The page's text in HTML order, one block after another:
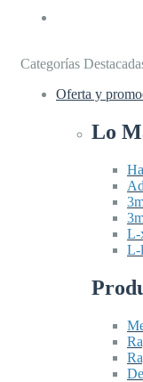
Categorías
Oferta y
Lo
L-
L-